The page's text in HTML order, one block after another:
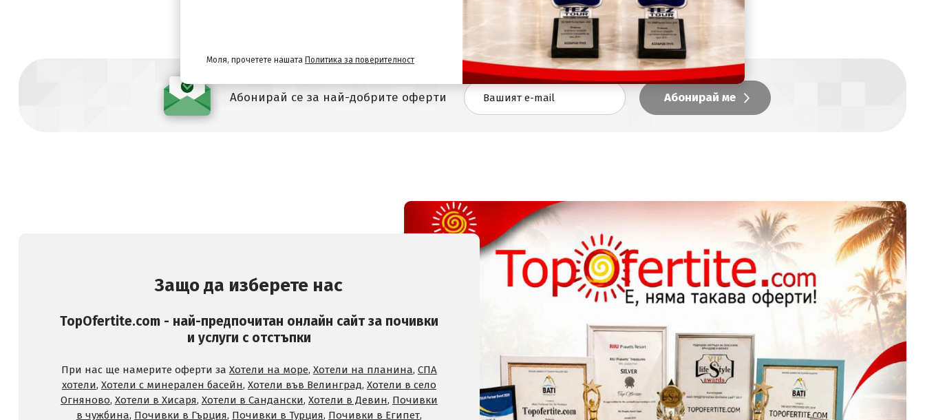
Абонирай се за най-добрите оферти
Защо да изберете нас
TopOfertite.com - най-предпочитан онлайн сайт за почивки
и услуги с отстъпки
При нас ще намерите оферти за Хотели на море, Хотели на планина, СПА
хотели, Хотели с минерален басейн, Хотели във Велинград, Хотели в село
Огняново, Хотели в Хисаря, Хотели в Сандански, Хотели в Девин, Почивки
в чужбина, Почивки в Гърция, Почивки в Турция, Почивки в Египет,
Моля, прочетете нашата Политика за поверителност